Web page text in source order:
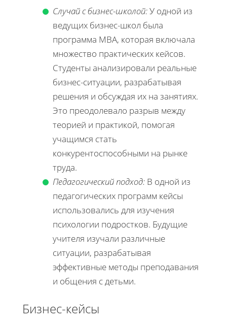
Случай с бизнес-школой:У одной из
ведущих бизнес-школ была
программа MBA, которая включала
множество практических кейсов.
Студенты анализировали реальные
бизнес-ситуации, разрабатывая
решения и обсуждая их на занятиях.
Это преодолевало разрыв между
теорией и практикой, помогая
учащимся стать
конкурентоспособными на рынке
труда.
Педагогический подход: В одной из
педагогических программ кейсы
использовались для изучения
психологии подростков. Будущие
учителя изучали различные
ситуации, разрабатывая
эффективные методы преподавания
и общения с детьми.
Бизнес-кейсы